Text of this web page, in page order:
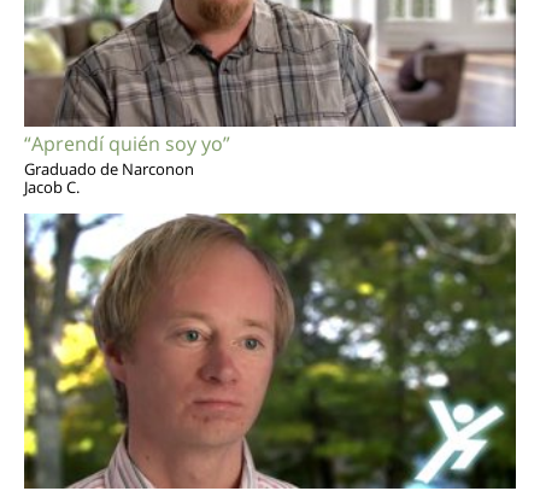
“Aprendí quién soy yo”
Graduado de Narconon
Jacob C.